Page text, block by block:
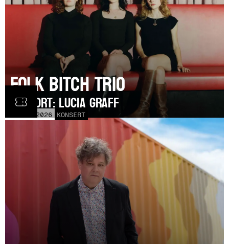
2026 KONSERT
Folk Bitch Trio
SUPPORT: Lucia Graff